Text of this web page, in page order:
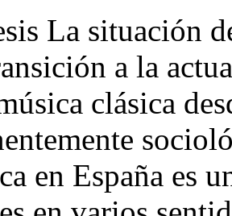
La situación
a la
clásica
en España es